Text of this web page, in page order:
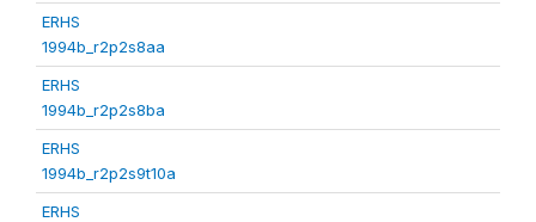
ERHS
1994b_r2p2s8aa
ERHS
1994b_r2p2s8ba
ERHS
1994b_r2p2s9t10a
ERHS